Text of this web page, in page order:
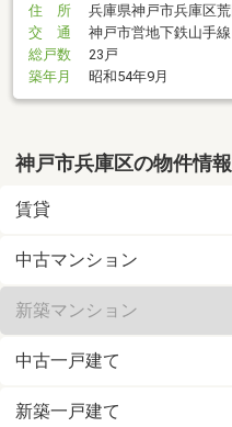
住 所
兵庫県神戸市兵庫区
交 通
神戸市営地下鉄山手
総戸数
23戸
築年月
昭和54年9月
神戸市兵庫区の物件情
賃貸
中古マンション
新築マンション
中古一戸建て
新築一戸建て